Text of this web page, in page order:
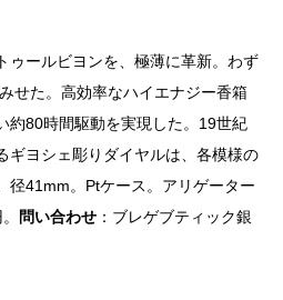
ゥールビヨンを、極薄に革新。わず
せた。高効率なハイエナジー香箱
約80時間駆動を実現した。19世紀
ギヨシェ彫りダイヤルは、各模様の
径41mm。Ptケース。アリゲーター
問い合わせ ：ブレゲブティック銀